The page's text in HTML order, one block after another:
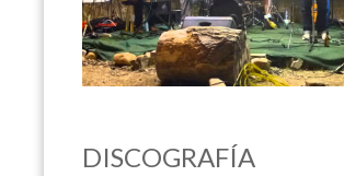
DISCOGRAFÍA